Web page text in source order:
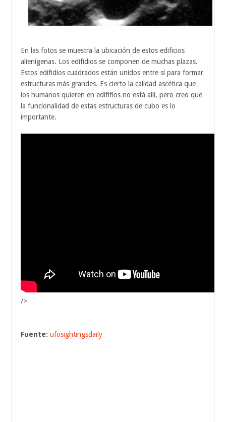
En las fotos se muestra la ubicación de estos edificios
alienígenas. Los edifidios se componen de muchas plazas.
Estos edifidios cuadrados están unidos entre sí para formar
estructuras más grandes. Es cierto la calidad ascética que
los humanos quieren en edififios no está allí, pero creo que
la funcionalidad de estas estructuras de cubo es lo
importante.
/>
Fuente: ufosightingsdaily